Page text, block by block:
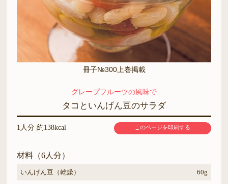
冊子№300上巻掲載
グレープフルーツの風味で
タコといんげん豆のサラダ
1人分 約138kcal このページを印刷する
材料（6人分）
いんげん豆（乾燥） 60g